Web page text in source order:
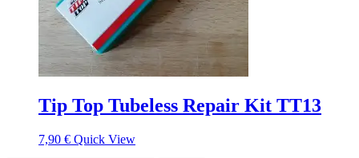
Tip Top Tubeless Repair Kit TT13
7,90 € Quick View